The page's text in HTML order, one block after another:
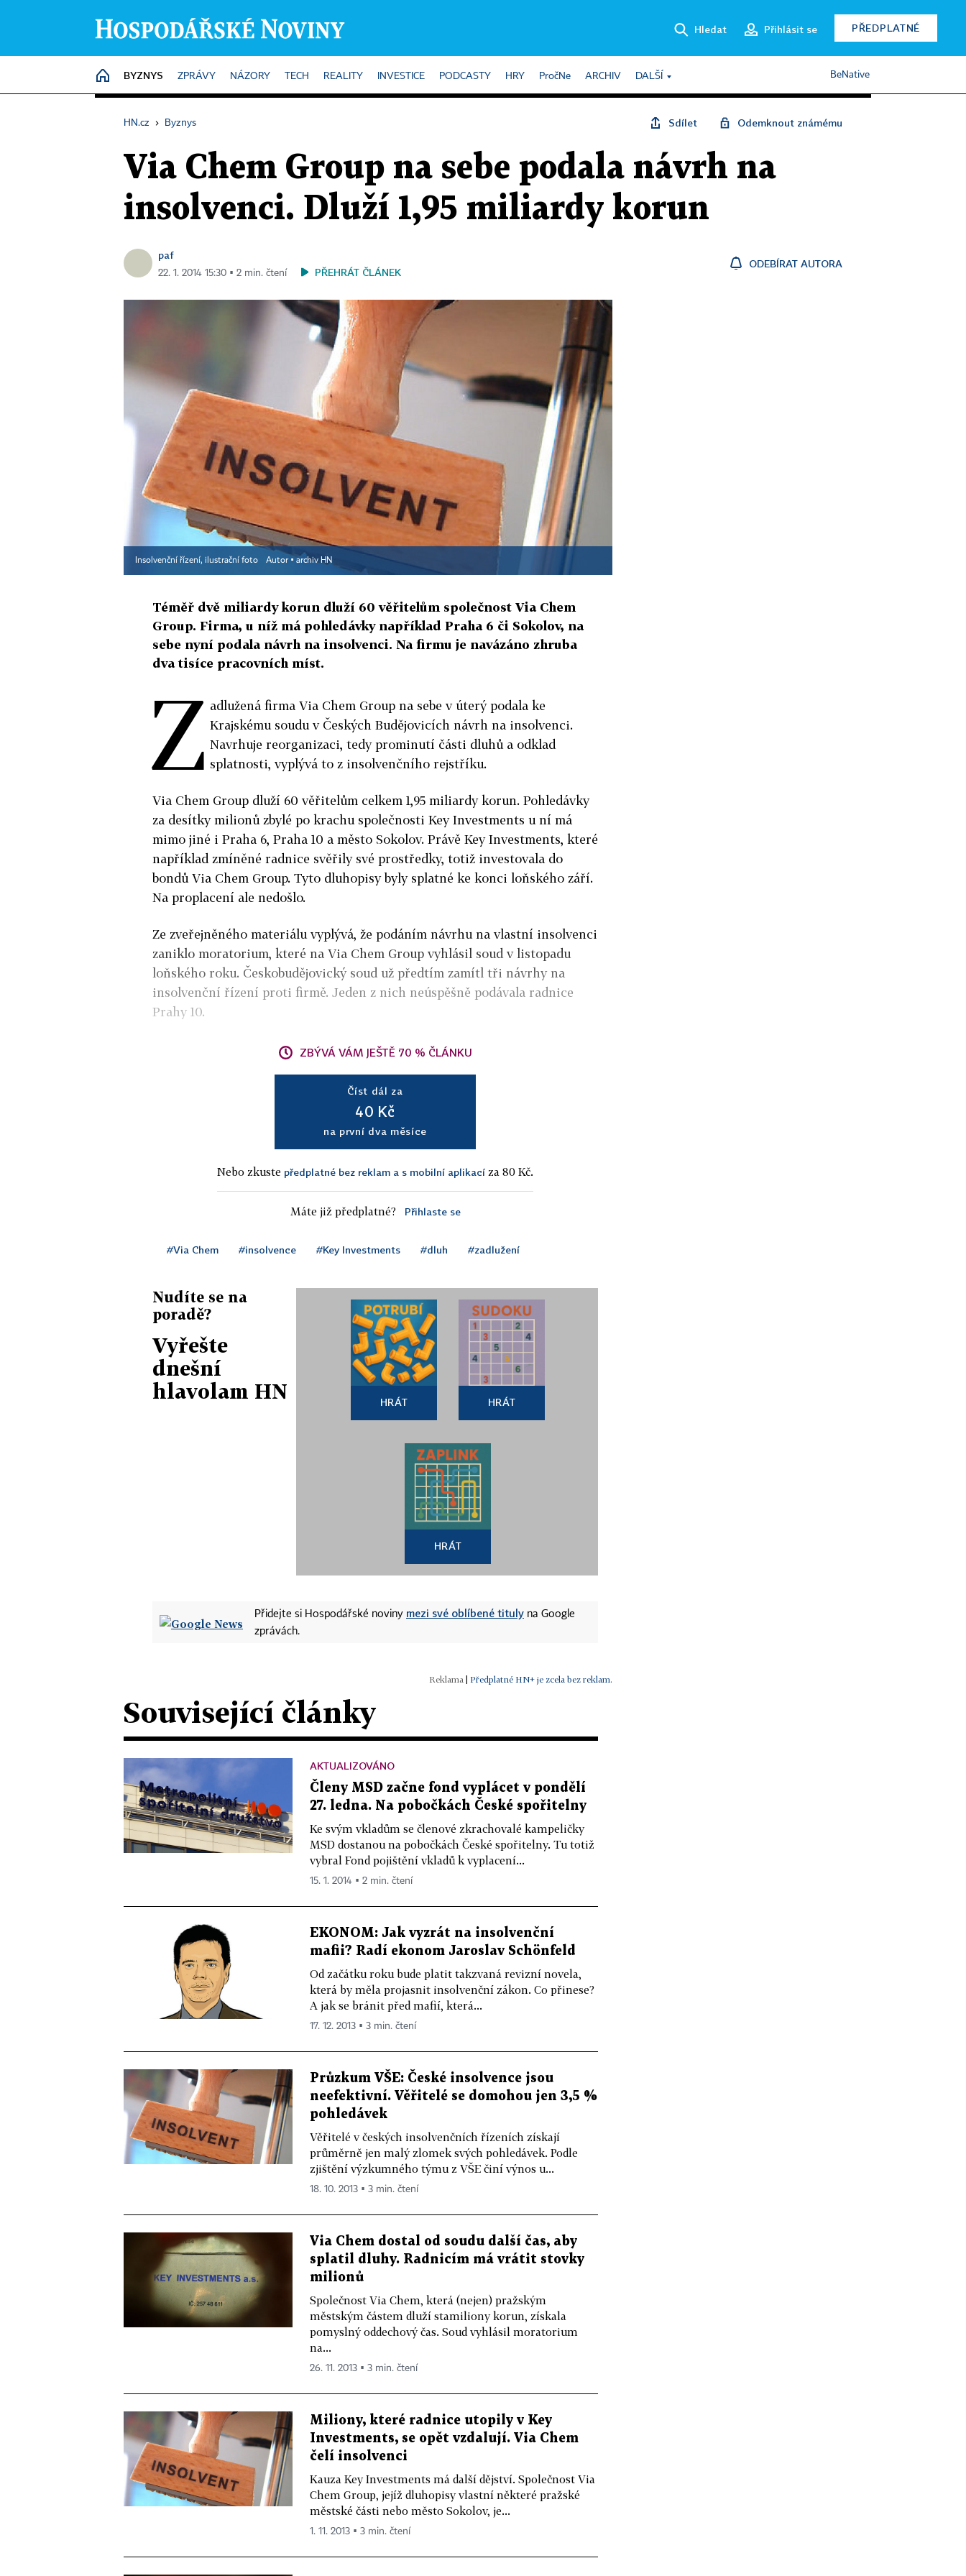
Hledat Přihlásit se PŘEDPLATNÉ
HOME
BYZNYS ZPRÁVY NÁZORY TECH REALITY INVESTICE PODCASTY HRY PročNe ARCHIV DALŠÍ BeNative
HN.cz › Byznys Sdílet Odemknout známému
Via Chem Group na sebe podala návrh na
insolvenci. Dluží 1,95 miliardy korun
paf
22. 1. 2014 15:30 ▪ 2 min. čtení PŘEHRÁT ČLÁNEK
ODEBÍRAT AUTORA
Insolvenční řízení, ilustrační foto Autor ▪ archiv HN
Téměř dvě miliardy korun dluží 60 věřitelům společnost Via Chem
Group. Firma, u níž má pohledávky například Praha 6 či Sokolov, na
sebe nyní podala návrh na insolvenci. Na firmu je navázáno zhruba
dva tisíce pracovních míst.
Z adlužená firma Via Chem Group na sebe v úterý podala ke
Krajskému soudu v Českých Budějovicích návrh na insolvenci.
Navrhuje reorganizaci, tedy prominutí části dluhů a odklad
splatnosti, vyplývá to z insolvenčního rejstříku.
Via Chem Group dluží 60 věřitelům celkem 1,95 miliardy korun. Pohledávky
za desítky milionů zbylé po krachu společnosti Key Investments u ní má
mimo jiné i Praha 6, Praha 10 a město Sokolov. Právě Key Investments, které
například zmíněné radnice svěřily své prostředky, totiž investovala do
bondů Via Chem Group. Tyto dluhopisy byly splatné ke konci loňského září.
Na proplacení ale nedošlo.
Ze zveřejněného materiálu vyplývá, že podáním návrhu na vlastní insolvenci
zaniklo moratorium, které na Via Chem Group vyhlásil soud v listopadu
loňského roku. Českobudějovický soud už předtím zamítl tři návrhy na
insolvenční řízení proti firmě. Jeden z nich neúspěšně podávala radnice
Prahy 10.
ZBÝVÁ VÁM JEŠTĚ 70 % ČLÁNKU
Číst dál za
40 Kč
na první dva měsíce
Nebo zkuste předplatné bez reklam a s mobilní aplikací za 80 Kč.
Máte již předplatné? Přihlaste se
#Via Chem #insolvence #Key Investments #dluh #zadlužení
Nudíte se na
poradě?
Vyřešte
dnešní
hlavolam HN
HRÁT HRÁT
HRÁT
Přidejte si Hospodářské noviny mezi své oblíbené tituly na Google
zprávách.
| Předplatné HN+ je zcela bez reklam.
Související články
AKTUALIZOVÁNO
Členy MSD začne fond vyplácet v pondělí
27. ledna. Na pobočkách České spořitelny
Ke svým vkladům se členové zkrachovalé kampeličky
MSD dostanou na pobočkách České spořitelny. Tu totiž
vybral Fond pojištění vkladů k vyplacení...
15. 1. 2014 ▪ 2 min. čtení
EKONOM: Jak vyzrát na insolvenční
mafii? Radí ekonom Jaroslav Schönfeld
Od začátku roku bude platit takzvaná revizní novela,
která by měla projasnit insolvenční zákon. Co přinese?
A jak se bránit před mafií, která...
17. 12. 2013 ▪ 3 min. čtení
Průzkum VŠE: České insolvence jsou
neefektivní. Věřitelé se domohou jen 3,5 %
pohledávek
Věřitelé v českých insolvenčních řízeních získají
průměrně jen malý zlomek svých pohledávek. Podle
zjištění výzkumného týmu z VŠE činí výnos u...
18. 10. 2013 ▪ 3 min. čtení
Via Chem dostal od soudu další čas, aby
splatil dluhy. Radnicím má vrátit stovky
milionů
Společnost Via Chem, která (nejen) pražským
městským částem dluží stamiliony korun, získala
pomyslný oddechový čas. Soud vyhlásil moratorium
na...
26. 11. 2013 ▪ 3 min. čtení
Miliony, které radnice utopily v Key
Investments, se opět vzdalují. Via Chem
čelí insolvenci
Kauza Key Investments má další dějství. Společnost Via
Chem Group, jejíž dluhopisy vlastní některé pražské
městské části nebo město Sokolov, je...
1. 11. 2013 ▪ 3 min. čtení